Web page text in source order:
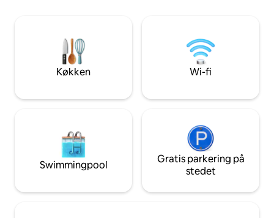
komfortable liggestole ✔ Arbejdsplads
✔ Højhastigheds-Wi-Fi ✔ Minikøleskab
Sikkerhed ✔ 24/7
husholdning
Villaadministrator
af alle
sikkerhed i villaen.
Køkken Wi-fi
Swimmingpool
Gratis parkering på
stedet